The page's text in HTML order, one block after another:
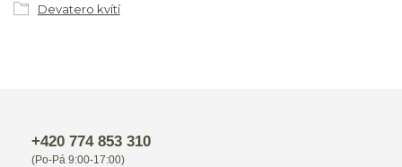
Devatero kvítí
+420 774 853 310
(Po-Pá 9:00-17:00)